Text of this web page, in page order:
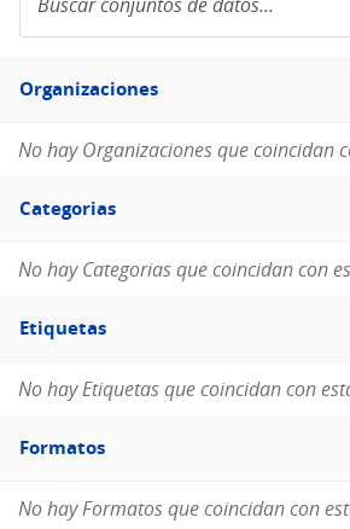
conjuntos
de
Filtro
Organizaciones
Organizaciones
No hay Organizaciones que coincidan
Filtro
Categorias
Categorias
No hay Categorias que coincidan con
Filtro
Etiquetas
Etiquetas
No hay Etiquetas que coincidan con
Filtro
Formatos
Formatos
No hay Formatos que coincidan con